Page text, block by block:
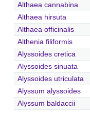
Althaea cannabina
Althaea hirsuta
Althaea officinalis
Althenia filiformis
Alyssoides cretica
Alyssoides sinuata
Alyssoides utriculata
Alyssum alyssoides
Alyssum baldaccii